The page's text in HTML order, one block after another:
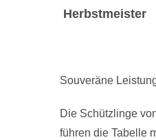
Herbstmeister
Souveräne
Die Schützlinge
führen die Tabelle